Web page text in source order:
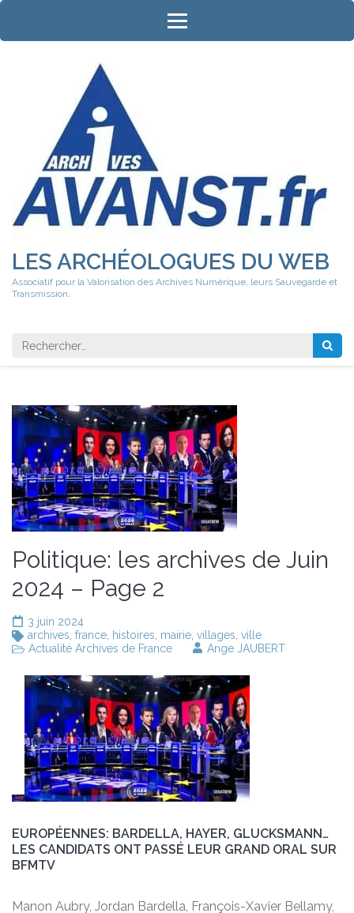
Aller
contenu
LES ARCHÉOLOGUES DU WEB
Associatif pour la Valorisation des Archives Numérique, leurs Sauvegarde et
Transmission.
Rechercher
Politique: les archives de Juin
2024 – Page 2
3 juin 2024
archives france histoires mairie villages ville
Actualité Archives de France
Ange JAUBERT
EUROPÉENNES: BARDELLA, HAYER, GLUCKSMANN…
LES CANDIDATS ONT PASSÉ LEUR GRAND ORAL SUR
BFMTV
Manon Aubry, Jordan Bardella, François-Xavier Bellamy,